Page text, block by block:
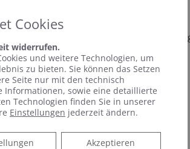
UND SEELEDie Wege zu echter
Cookies
widerrufen.
und weitere Technologien, um
zu bieten. Sie können das Setzen
Seite nur mit den technisch
Informationen, sowie eine detaillierte
Technologien finden Sie in unserer
Einstellungen jederzeit ändern.
Akzeptieren